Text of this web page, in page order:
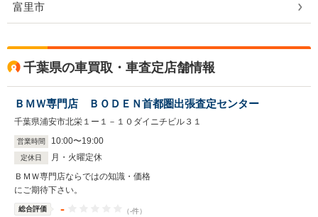
富里市
千葉県の車買取・車査定店舗情報
ＢＭＷ専門店 ＢＯＤＥＮ首都圏出張査定センター
千葉県浦安市北栄１ー１－１０ダイニチビル３１
営業時間 10:00〜19:00
定休日
月・火曜定休
ＢＭＷ専門店ならではの知識・価格
にご期待下さい。
総合評価 - （-件）